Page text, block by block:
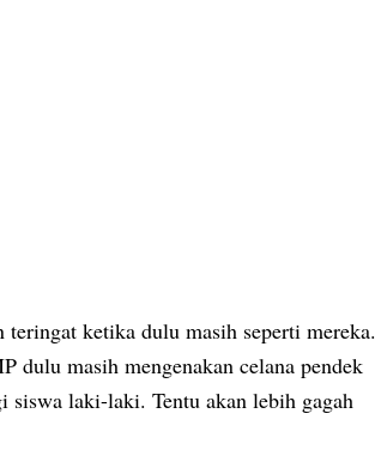
teringat ketika dulu masih seperti mereka.
dulu masih mengenakan celana pendek
siswa laki-laki. Tentu akan lebih gagah